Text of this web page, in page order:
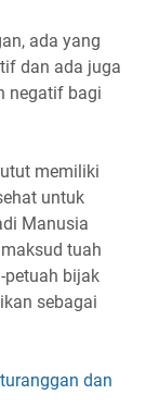
ada yang
dan ada juga
negatif bagi
memiliki
untuk
Manusia
tuah
petuah bijak
sebagai
dan